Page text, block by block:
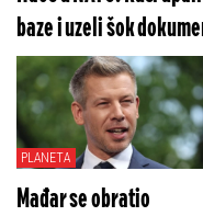
baze i uzeli šok
Ko je ovo poslao
koordinate?!
PLANETA
Mađar se obratio